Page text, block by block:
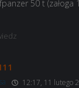
50 t (załoga
12:17, 11 lutego